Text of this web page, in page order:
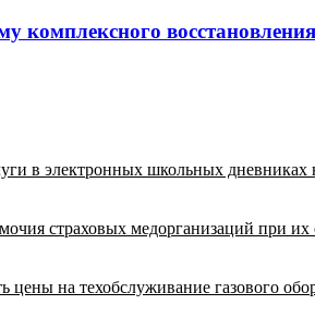
комплексного
в электронных школьных
страховых медорганизаций при
цены на техобслуживание газового